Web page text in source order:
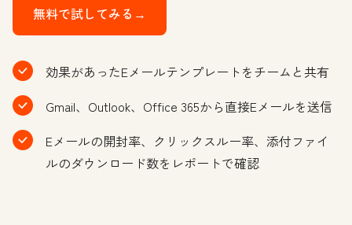
無料で試してみる→
効果があったEメールテンプレートをチームと共有
Gmail、Outlook、Office 365から直接Eメールを送信
Eメールの開封率、クリックスルー率、添付ファイ
ルのダウンロード数をレポートで確認